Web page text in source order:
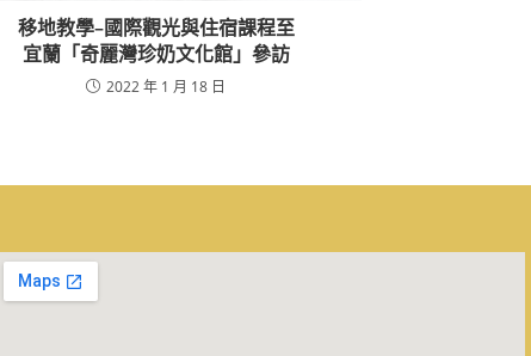
移地教學–國際觀光與住宿課程至
宜蘭「奇麗灣珍奶文化館」參訪
2022 年 1 月 18 日